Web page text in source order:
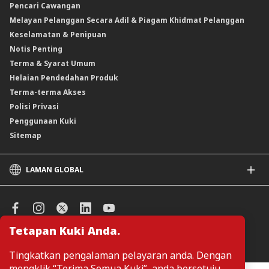
Tetapan Kuki Anda.
Tingkatkan pengalaman pelayaran anda. Dengan
Produk Berstruktur
Produk Berstruktur Islam
Skim Persaraan Swasta (PRS)
Clicks Trader
Instrumen Deposit Boleh Niaga
Unit Amanah Harga Berubah ASNB
Pencari Cawangan
Melayan Pelanggan Secara Adil & Piagam Khidmat Pelanggan
Keselamatan & Penipuan
Notis Penting
Terma & Syarat Umum
Helaian Pendedahan Produk
Terma-terma Akses
Polisi Privasi
Penggunaan Kuki
Sitemap
LAMAN GLOBAL
CIMB Islamic
CIMB Bank (SG)
CIMB Bank (KH)
CIMB Thai